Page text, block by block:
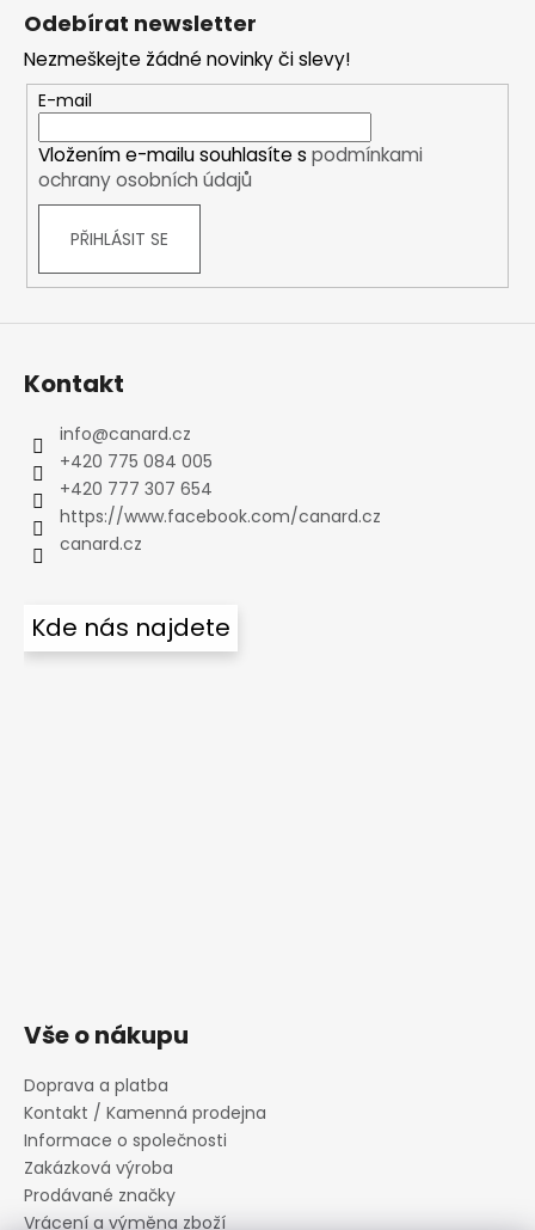
Odebírat newsletter
Nezmeškejte žádné novinky či slevy!
E-mail
Vložením e-mailu souhlasíte s podmínkami
ochrany osobních údajů
PŘIHLÁSIT SE
Kontakt
info@canard.cz
+420 775 084 005
+420 777 307 654
https://www.facebook.com/canard.cz
canard.cz
Kde nás najdete
Vše o nákupu
Doprava a platba
Kontakt / Kamenná prodejna
Informace o společnosti
Zakázková výroba
Prodávané značky
Vrácení a výměna zboží